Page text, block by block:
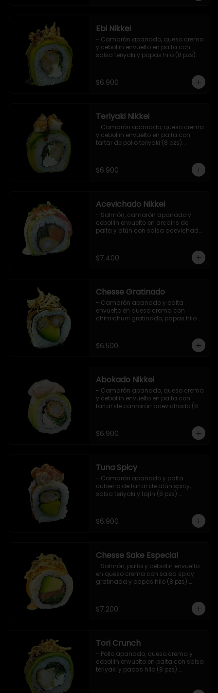
Ebi Nikkei
- Camarón apanado, queso crema
y cebollin envuelto en palta con
salsa teriyaki y papas hilo (8 pzs).
$6.900
Teriyaki Nikkei
- Camarón apanado, queso crema
y cebollin envuelto en palta con
tartar de pollo teriyaki (8 pzs).
$6.900
Acevichado Nikkei
- Salmón, camarón apanado y
cebollin envuelto en arcoíris de
palta y atún con salsa acevichada,
$7.400
Chesse Gratinado
- Camarón apanado y palta
envuelto en queso crema con
chimichurri gratinado, papas hilo y
$6.500
Abokado Nikkei
- Camarón apanado, queso crema
y cebollin envuelto en palta con
tartar de camarón acevichado (8
$6.900
Tuna Spicy
- Camarón apanado y palta
cubierto de tartar de atún spicy,
salsa teriyaki y tajín (8 pzs).
$6.900
Chesse Sake Especial
- Salmón, palta y cebollin envuelto
en queso crema con salsa spicy
gratinada y papas hilo (8 pzs).
$7.200
Tori Crunch
- Pollo apanado, queso crema y
cebollin envuelto en palta con salsa
teriyaki y papas hilo (8 pzs).